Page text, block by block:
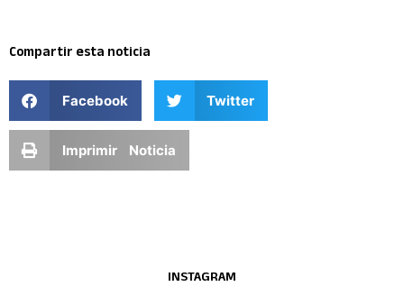
Compartir esta noticia
Facebook Twitter
Imprimir Noticia
INSTAGRAM